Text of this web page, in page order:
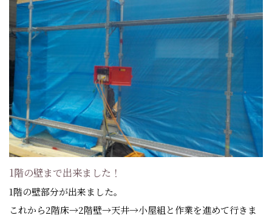
1階の壁まで出来ました！
1階の壁部分が出来ました。
これから2階床→2階壁→天井→小屋組と作業を進めて行きま